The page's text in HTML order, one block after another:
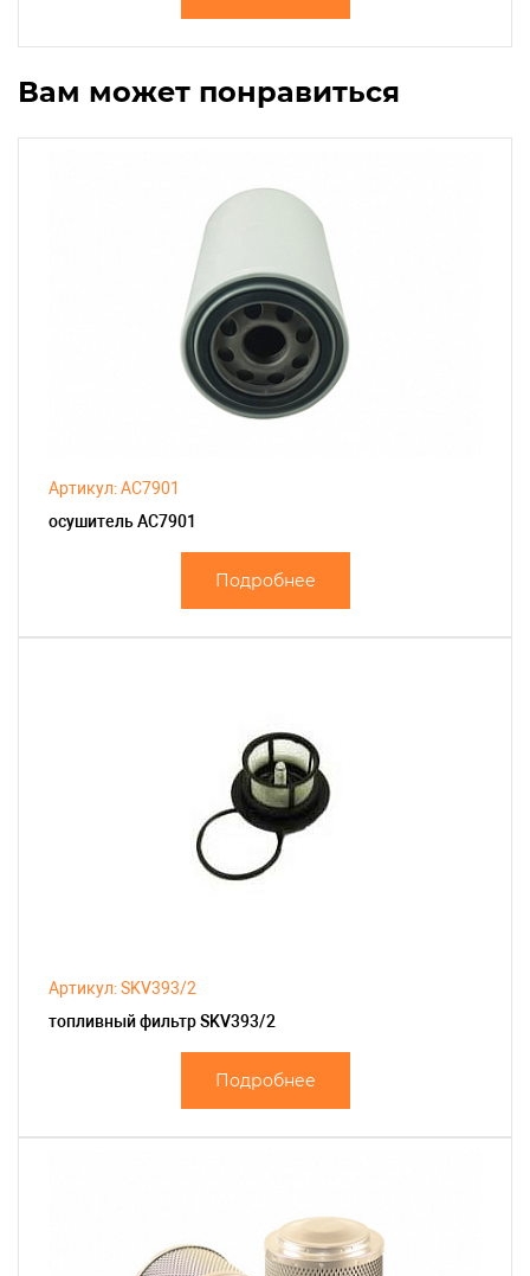
Вам может понравиться
Артикул: AC7901
осушитель AC7901
Подробнее
Артикул: SKV393/2
топливный фильтр SKV393/2
Подробнее